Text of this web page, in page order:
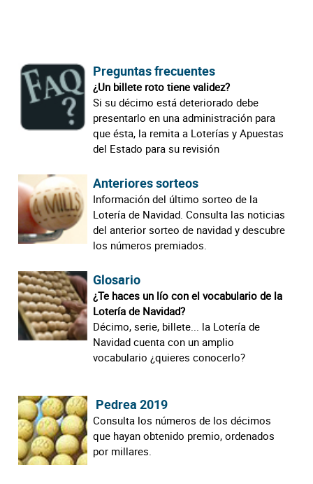
Preguntas frecuentes
¿Un billete roto tiene validez?
Si su décimo está deteriorado debe
presentarlo en una administración para
que ésta, la remita a Loterías y Apuestas
del Estado para su revisión
Anteriores sorteos
Información del último sorteo de la
Lotería de Navidad. Consulta las noticias
del anterior sorteo de navidad y descubre
los números premiados.
Glosario
¿Te haces un lío con el vocabulario de la
Lotería de Navidad?
Décimo, serie, billete... la Lotería de
Navidad cuenta con un amplio
vocabulario ¿quieres conocerlo?
Pedrea 2019
Consulta los números de los décimos
que hayan obtenido premio, ordenados
por millares.